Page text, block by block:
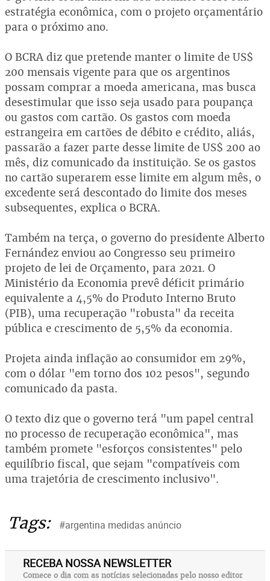
estratégia econômica, com o projeto orçamentário
para o próximo ano.
O BCRA diz que pretende manter o limite de US$
200 mensais vigente para que os argentinos
possam comprar a moeda americana, mas busca
desestimular que isso seja usado para poupança
ou gastos com cartão. Os gastos com moeda
estrangeira em cartões de débito e crédito, aliás,
passarão a fazer parte desse limite de US$ 200 ao
mês, diz comunicado da instituição. Se os gastos
no cartão superarem esse limite em algum mês, o
excedente será descontado do limite dos meses
subsequentes, explica o BCRA.
Também na terça, o governo do presidente Alberto
Fernández enviou ao Congresso seu primeiro
projeto de lei de Orçamento, para 2021. O
Ministério da Economia prevê déficit primário
equivalente a 4,5% do Produto Interno Bruto
(PIB), uma recuperação "robusta" da receita
pública e crescimento de 5,5% da economia.
Projeta ainda inflação ao consumidor em 29%,
com o dólar "em torno dos 102 pesos", segundo
comunicado da pasta.
O texto diz que o governo terá "um papel central
no processo de recuperação econômica", mas
também promete "esforços consistentes" pelo
equilíbrio fiscal, que sejam "compatíveis com
uma trajetória de crescimento inclusivo".
Tags: #argentina medidas anúncio
RECEBA NOSSA NEWSLETTER
Comece o dia com as notícias selecionadas pelo nosso editor